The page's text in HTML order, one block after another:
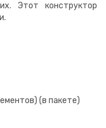
Этот конструктор